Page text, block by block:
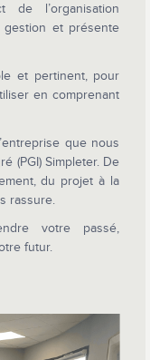
de l’organisation
gestion et présente
et pertinent, pour
en comprenant
que nous
(PGI) Simpleter. De
du projet à la
rassure.
votre passé,
futur.